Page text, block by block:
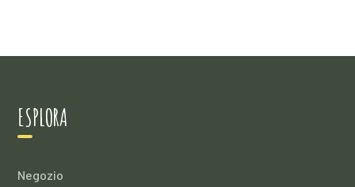
ESPLORA
Negozio